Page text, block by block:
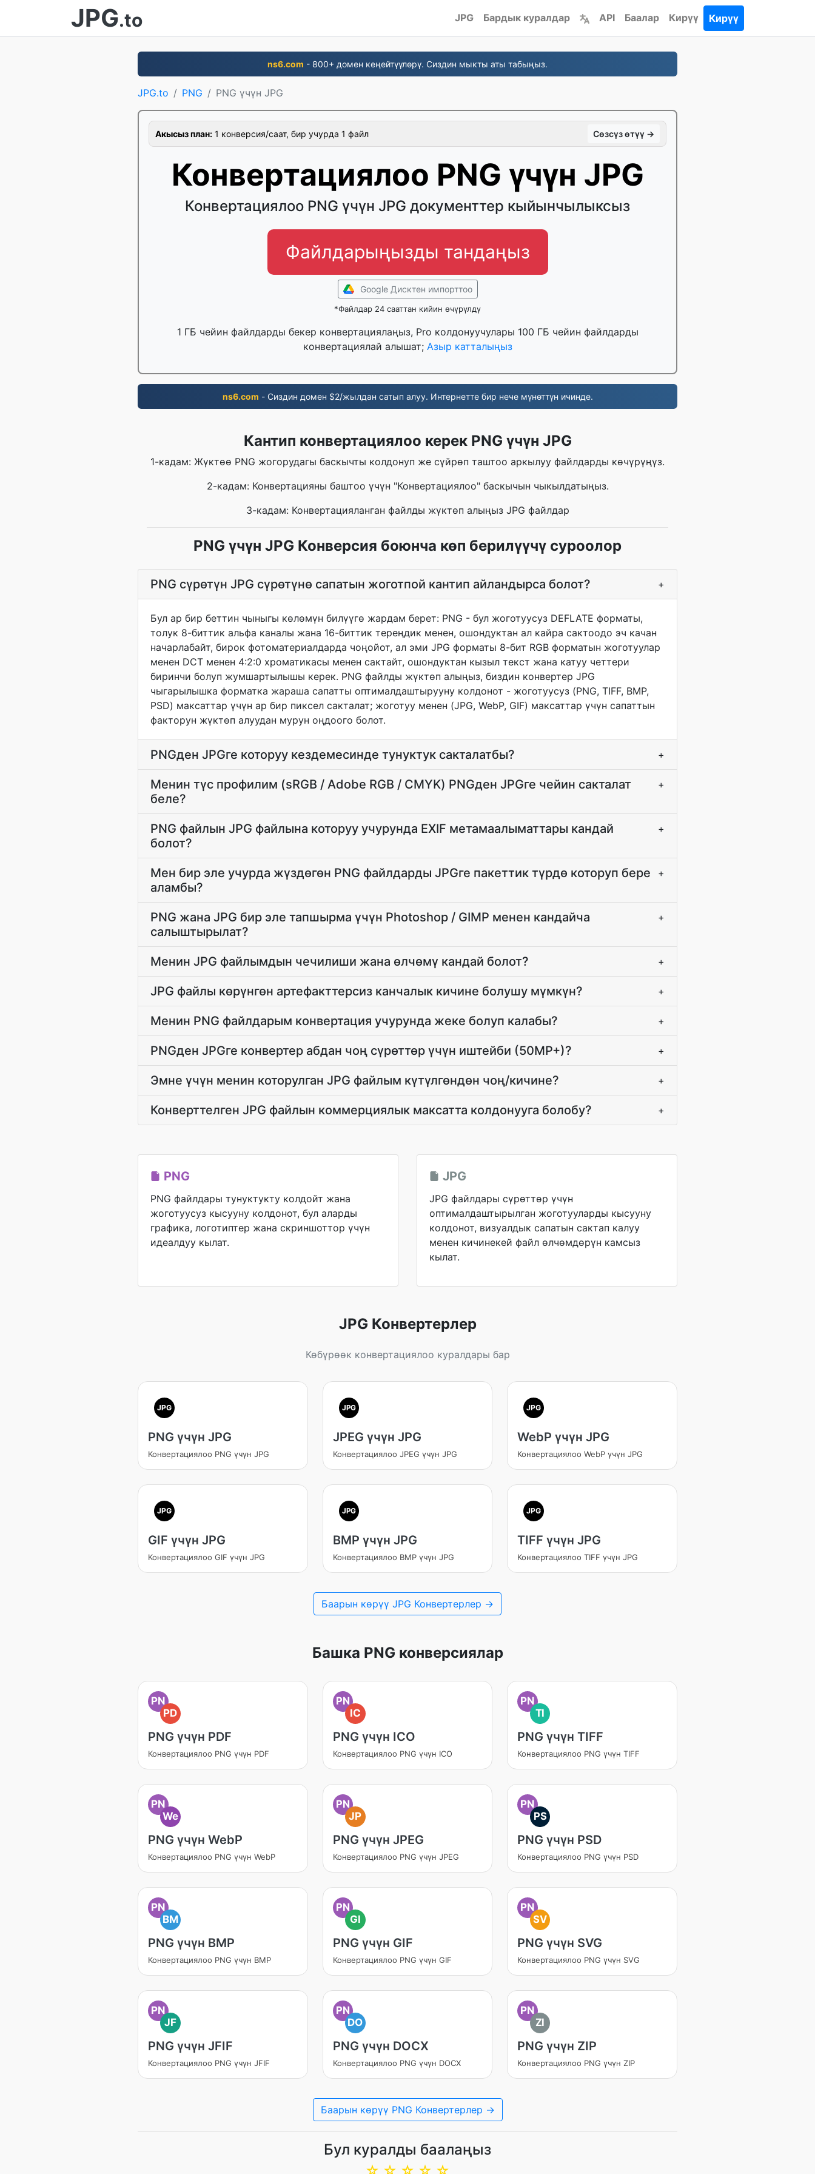
JPG.to JPG Бардык куралдар API Баалар Кирүү Кирүү
ns6.com - 800+ домен кеңейтүүлөрү. Сиздин мыкты аты табыңыз.
JPG.to PNG PNG үчүн JPG
Акысыз план: 1 конверсия/саат, бир учурда 1 файл Сөзсүз өтүү →
Конвертациялоо PNG үчүн JPG
Конвертациялоо PNG үчүн JPG документтер кыйынчылыксыз
Файлдарыңызды тандаңыз
Google Дисктен импорттоо
*Файлдар 24 сааттан кийин өчүрүлдү
1 ГБ чейин файлдарды бекер конвертациялаңыз, Pro колдонуучулары 100 ГБ чейин файлдарды
конвертациялай алышат; Азыр катталыңыз
ns6.com - Сиздин домен $2/жылдан сатып алуу. Интернетте бир нече мүнөттүн ичинде.
Кантип конвертациялоо керек PNG үчүн JPG
1-кадам: Жүктөө PNG жогорудагы баскычты колдонуп же сүйрөп таштоо аркылуу файлдарды көчүрүңүз.
2-кадам: Конвертацияны баштоо үчүн "Конвертациялоо" баскычын чыкылдатыңыз.
3-кадам: Конвертацияланган файлды жүктөп алыңыз JPG файлдар
PNG үчүн JPG Конверсия боюнча көп берилүүчү суроолор
PNG сүрөтүн JPG сүрөтүнө сапатын жоготпой кантип айландырса болот? +
Бул ар бир беттин чыныгы көлөмүн билүүгө жардам берет: PNG - бул жоготуусуз DEFLATE форматы,
толук 8-биттик альфа каналы жана 16-биттик тереңдик менен, ошондуктан ал кайра сактоодо эч качан
начарлабайт, бирок фотоматериалдарда чоңойот, ал эми JPG форматы 8-бит RGB форматын жоготуулар
менен DCT менен 4:2:0 хроматикасы менен сактайт, ошондуктан кызыл текст жана катуу четтери
биринчи болуп жумшартылышы керек. PNG файлды жүктөп алыңыз, биздин конвертер JPG
чыгарылышка форматка жараша сапатты оптималдаштырууну колдонот - жоготуусуз (PNG, TIFF, BMP,
PSD) максаттар үчүн ар бир пиксел сакталат; жоготуу менен (JPG, WebP, GIF) максаттар үчүн сапаттын
факторун жүктөп алуудан мурун оңдоого болот.
PNGден JPGге которуу кездемесинде тунуктук сакталатбы? +
Менин түс профилим (sRGB / Adobe RGB / CMYK) PNGден JPGге чейин сакталат
беле?
+
PNG файлын JPG файлына которуу учурунда EXIF метамаалыматтары кандай
болот?
+
Мен бир эле учурда жүздөгөн PNG файлдарды JPGге пакеттик түрдө которуп бере
аламбы?
+
PNG жана JPG бир эле тапшырма үчүн Photoshop / GIMP менен кандайча
салыштырылат?
+
Менин JPG файлымдын чечилиши жана өлчөмү кандай болот? +
JPG файлы көрүнгөн артефакттерсиз канчалык кичине болушу мүмкүн? +
Менин PNG файлдарым конвертация учурунда жеке болуп калабы? +
PNGден JPGге конвертер абдан чоң сүрөттөр үчүн иштейби (50MP+)? +
Эмне үчүн менин которулган JPG файлым күтүлгөндөн чоң/кичине? +
Конверттелген JPG файлын коммерциялык максатта колдонууга болобу? +
PNG
PNG файлдары тунуктукту колдойт жана
жоготуусуз кысууну колдонот, бул аларды
графика, логотиптер жана скриншоттор үчүн
идеалдуу кылат.
JPG
JPG файлдары сүрөттөр үчүн
оптималдаштырылган жоготууларды кысууну
колдонот, визуалдык сапатын сактап калуу
менен кичинекей файл өлчөмдөрүн камсыз
кылат.
JPG Конвертерлер
Көбүрөөк конвертациялоо куралдары бар
JPG
PNG үчүн JPG
Конвертациялоо PNG үчүн JPG
JPG
JPEG үчүн JPG
Конвертациялоо JPEG үчүн JPG
JPG
WebP үчүн JPG
Конвертациялоо WebP үчүн JPG
JPG
GIF үчүн JPG
Конвертациялоо GIF үчүн JPG
JPG
BMP үчүн JPG
Конвертациялоо BMP үчүн JPG
JPG
TIFF үчүн JPG
Конвертациялоо TIFF үчүн JPG
Баарын көрүү JPG Конвертерлер →
Башка PNG конверсиялар
PN
PD
PNG үчүн PDF
Конвертациялоо PNG үчүн PDF
PN
IC
PNG үчүн ICO
Конвертациялоо PNG үчүн ICO
PN
TI
PNG үчүн TIFF
Конвертациялоо PNG үчүн TIFF
PN
We
PNG үчүн WebP
Конвертациялоо PNG үчүн WebP
PN
JP
PNG үчүн JPEG
Конвертациялоо PNG үчүн JPEG
PN
PS
PNG үчүн PSD
Конвертациялоо PNG үчүн PSD
PN
BM
PNG үчүн BMP
Конвертациялоо PNG үчүн BMP
PN
GI
PNG үчүн GIF
Конвертациялоо PNG үчүн GIF
PN
SV
PNG үчүн SVG
Конвертациялоо PNG үчүн SVG
PN
JF
PNG үчүн JFIF
Конвертациялоо PNG үчүн JFIF
PN
DO
PNG үчүн DOCX
Конвертациялоо PNG үчүн DOCX
PN
ZI
PNG үчүн ZIP
Конвертациялоо PNG үчүн ZIP
Баарын көрүү PNG Конвертерлер →
Бул куралды баалаңыз